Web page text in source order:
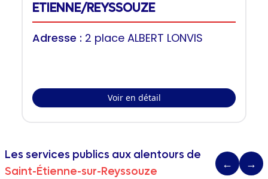
ETIENNE/REYSSOUZE
Adresse : 2 place ALBERT LONVIS
Voir en détail
Les services publics aux alentours de
Saint-Étienne-sur-Reyssouze
← →